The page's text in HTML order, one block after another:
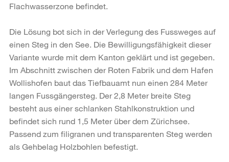
Flachwasserzone befindet.
Die Lösung bot sich in der Verlegung des Fussweges auf
einen Steg in den See. Die Bewilligungsfähigkeit dieser
Variante wurde mit dem Kanton geklärt und ist gegeben.
Im Abschnitt zwischen der Roten Fabrik und dem Hafen
Wollishofen baut das Tiefbauamt nun einen 284 Meter
langen Fussgängersteg. Der 2,8 Meter breite Steg
besteht aus einer schlanken Stahlkonstruktion und
befindet sich rund 1,5 Meter über dem Zürichsee.
Passend zum filigranen und transparenten Steg werden
als Gehbelag Holzbohlen befestigt.